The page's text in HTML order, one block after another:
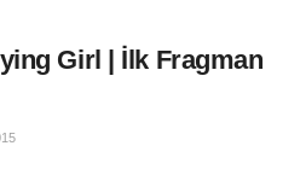
Girl | İlk Fragman